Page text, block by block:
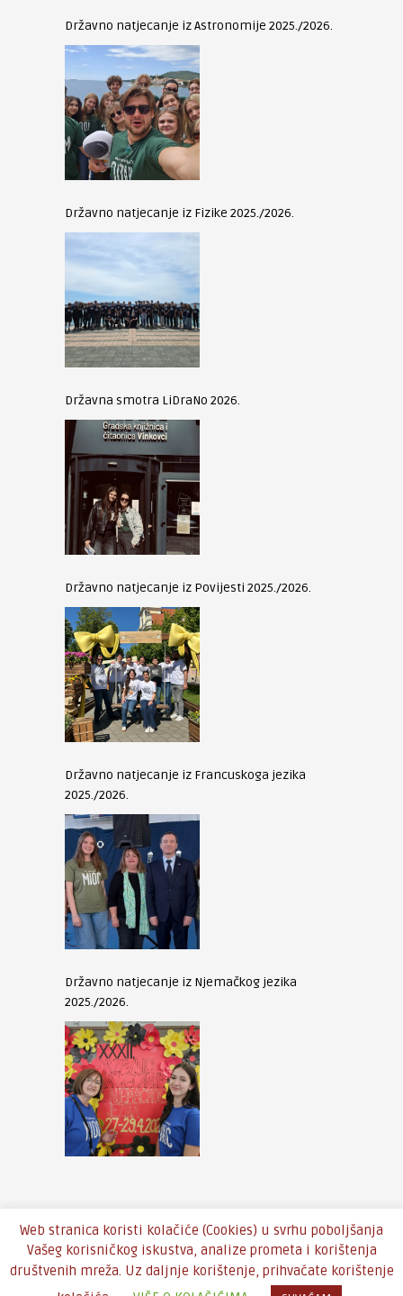
Državno natjecanje iz Astronomije 2025./2026.
Državno natjecanje iz Fizike 2025./2026.
Državna smotra LiDraNo 2026.
Državno natjecanje iz Povijesti 2025./2026.
Državno natjecanje iz Francuskoga jezika
2025./2026.
Državno natjecanje iz Njemačkog jezika
2025./2026.
Copyright © 2016 - Theme by An-Themes
Web stranica koristi kolačiće (Cookies) u svrhu poboljšanja
Vašeg korisničkog iskustva, analize prometa i korištenja
društvenih mreža. Uz daljnje korištenje, prihvaćate korištenje